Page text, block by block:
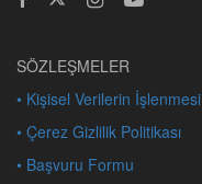
SÖZLEŞMELER
• Kişisel Verilerin İşlenmesi
• Çerez Gizlilik Politikası
• Başvuru Formu